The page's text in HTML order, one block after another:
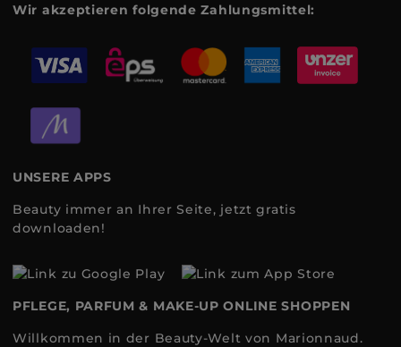
Wir akzeptieren folgende Zahlungsmittel:
UNSERE APPS
Beauty immer an Ihrer Seite, jetzt gratis
downloaden!
PFLEGE, PARFUM & MAKE-UP ONLINE SHOPPEN
Willkommen in der Beauty-Welt von Marionnaud.